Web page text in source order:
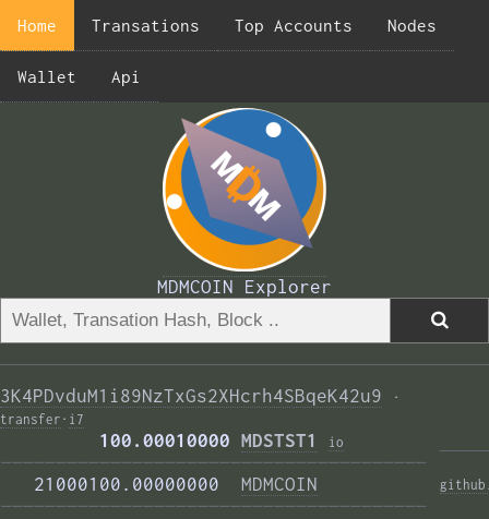
Home Transations Top Accounts Nodes
Wallet Api
MDMCOIN Explorer
3K4PDvduM1i89NzTxGs2XHcrh4SBqeK42u9
·
transfer · i7
         100.00010000
MDSTST1 io
———————————————————————————————————————
   21000100.00000000
MDMCOIN
———————————————————————————————————————